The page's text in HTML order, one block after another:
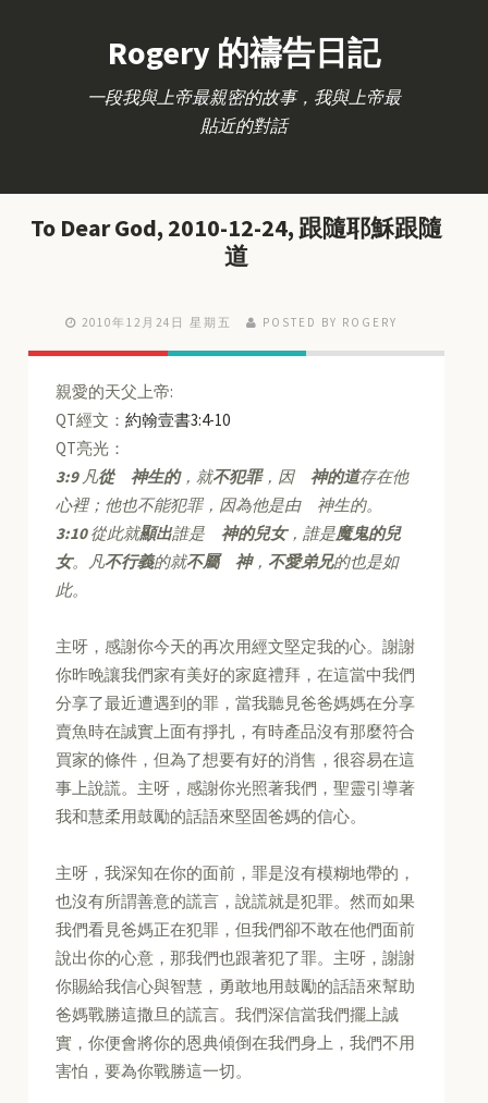
Rogery 的禱告日記
一段我與上帝最親密的故事，我與上帝最
貼近的對話
To Dear God, 2010-12-24, 跟隨耶穌跟隨
道
2010年12月24日 星期五 POSTED BY ROGERY
親愛的天父上帝:
QT經文：約翰壹書3:4-10
QT亮光：
3:9凡從 神生的，就不犯罪，因神的道存在他
心裡；他也不能犯罪，因為他是由 神生的。
3:10從此就顯出誰是神的兒女，誰是魔鬼的兒
女。凡不行義的就不屬 神， 不愛弟兄的也是如
此。
主呀，感謝你今天的再次用經文堅定我的心。謝謝
你昨晚讓我們家有美好的家庭禮拜，在這當中我們
分享了最近遭遇到的罪，當我聽見爸爸媽媽在分享
賣魚時在誠實上面有掙扎，有時產品沒有那麼符合
買家的條件，但為了想要有好的消售，很容易在這
事上說謊。主呀，感謝你光照著我們，聖靈引導著
我和慧柔用鼓勵的話語來堅固爸媽的信心。
主呀，我深知在你的面前，罪是沒有模糊地帶的，
也沒有所謂善意的謊言，說謊就是犯罪。然而如果
我們看見爸媽正在犯罪，但我們卻不敢在他們面前
說出你的心意，那我們也跟著犯了罪。主呀，謝謝
你賜給我信心與智慧，勇敢地用鼓勵的話語來幫助
爸媽戰勝這撒旦的謊言。我們深信當我們擺上誠
實，你便會將你的恩典傾倒在我們身上，我們不用
害怕，要為你戰勝這一切。